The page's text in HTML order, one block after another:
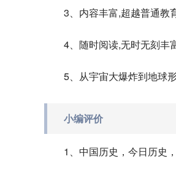
3、内容丰富,超越普通教
4、随时阅读,无时无刻丰
5、从宇宙大爆炸到地球
小编评价
1、中国历史，今日历史